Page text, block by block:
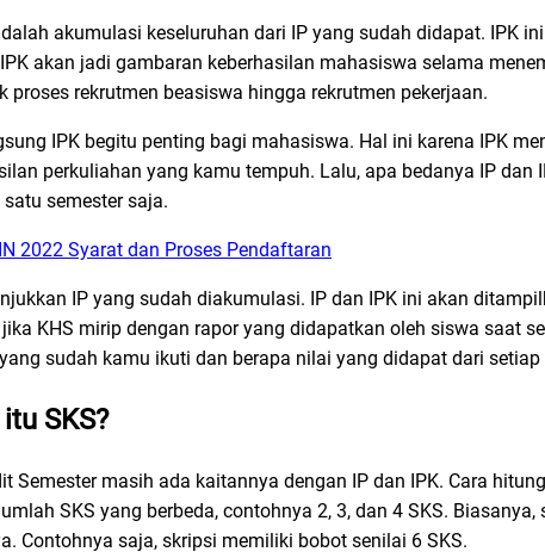
akumulasi keseluruhan dari IP yang sudah didapat. IPK
akan jadi gambaran keberhasilan mahasiswa selama
proses rekrutmen beasiswa hingga rekrutmen pekerjaan.
IPK begitu penting bagi mahasiswa. Hal ini karena IPK
perkuliahan yang kamu tempuh. Lalu, apa bedanya IP dan
semester saja.
2022 Syarat dan Proses Pendaftaran
IP yang sudah diakumulasi. IP dan IPK ini akan
KHS mirip dengan rapor yang didapatkan oleh siswa saat
sudah kamu ikuti dan berapa nilai yang didapat dari
SKS?
Semester masih ada kaitannya dengan IP dan IPK. Cara
SKS yang berbeda, contohnya 2, 3, dan 4 SKS.
Contohnya saja, skripsi memiliki bobot senilai 6 SKS.